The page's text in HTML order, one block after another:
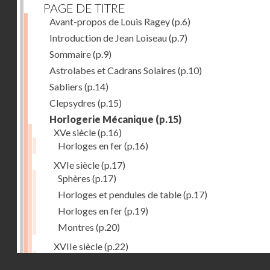
PAGE DE TITRE
Avant-propos de Louis Ragey(p.6)
Introduction de Jean Loiseau(p.7)
Sommaire(p.9)
Astrolabes et Cadrans Solaires (p.10)
Sabliers (p.14)
Clepsydres (p.15)
Horlogerie Mécanique (p.15)
XVe siècle(p.16)
Horloges en fer(p.16)
XVIe siècle(p.17)
Sphères (p.17)
Horloges et pendules de table(p.17)
Horloges en fer(p.19)
Montres (p.20)
XVIIe siècle(p.22)